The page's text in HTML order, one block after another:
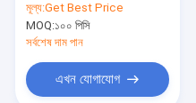
অ্যামোলেড স্ক্রিন
মূল্য:Get Best Price
MOQ:১০০ পিসি
সর্বশেষ দাম পান
এখন যোগাযোগ